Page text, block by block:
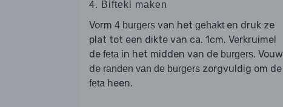
4. Bifteki maken
Vorm 4 burgers van het gehakt en druk ze
plat tot een dikte van ca. 1cm. Verkruimel
de feta in het midden van de burgers. Vouw
de randen van de burgers zorgvuldig om de
feta heen.